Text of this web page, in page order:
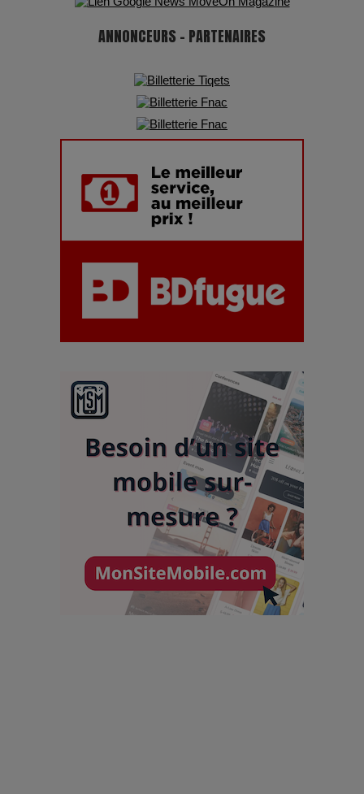
ANNONCEURS - PARTENAIRES